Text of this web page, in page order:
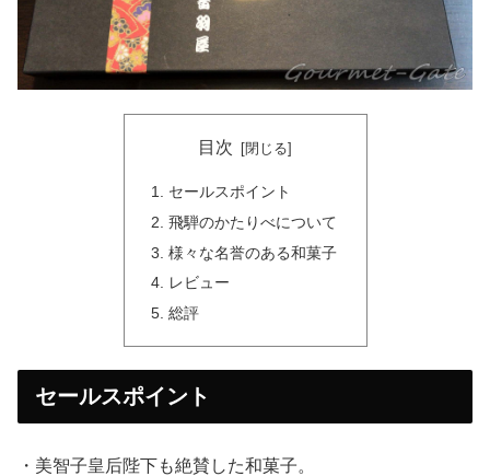
目次
セールスポイント
飛騨のかたりべについて
様々な名誉のある和菓子
レビュー
総評
セールスポイント
・美智子皇后陛下も絶賛した和菓子。